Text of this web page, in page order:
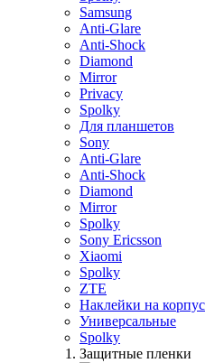
Samsung
Anti-Glare
Anti-Shock
Diamond
Mirror
Privacy
Spolky
Для планшетов
Sony
Anti-Glare
Anti-Shock
Diamond
Mirror
Spolky
Sony Ericsson
Xiaomi
Spolky
ZTE
Наклейки на корпус
Универсальные
Spolky
Защитные пленки